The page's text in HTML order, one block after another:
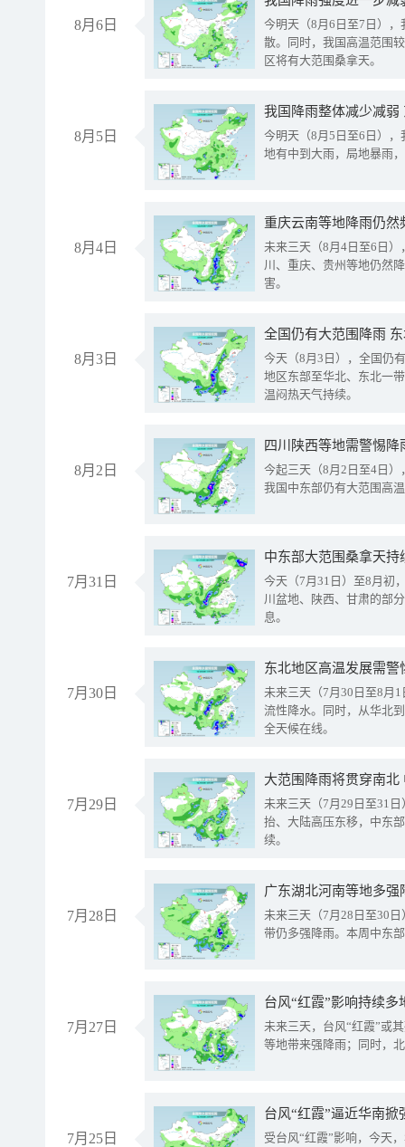
8月6日
今明天（8月6日至7日）
散。同时，我国高温范围
区将有大范围桑拿天。
8月5日
我国降雨整体减少减弱
今明天（8月5日至6日）
地有中到大雨，局地暴雨
8月4日
重庆云南等地降雨仍然
未来三天（8月4日至6日
川、重庆、贵州等地仍然
害。
8月3日
全国仍有大范围降雨
今天（8月3日），全国仍
地区东部至华北、东北一
温闷热天气持续。
8月2日
今起三天（8月2日至4日
我国中东部仍有大范围高
7月31日
中东部大范围桑拿天
今天（7月31日）至8月初
川盆地、陕西、甘肃的部
息。
7月30日
东北地区高温发展需
未来三天（7月30日至8月
流性降水。同时，从华北
全天候在线。
7月29日
大范围降雨将贯穿南
未来三天（7月29日至31
抬、大陆高压东移，中东
续。
7月28日
广东湖北河南等地多
未来三天（7月28日至30
带仍多强降雨。本周中东
7月27日
台风“红霞”影响持续
未来三天，台风“红霞”或
等地带来强降雨；同时，
7月25日
台风“红霞”逼近华南
受台风“红霞”影响，今天